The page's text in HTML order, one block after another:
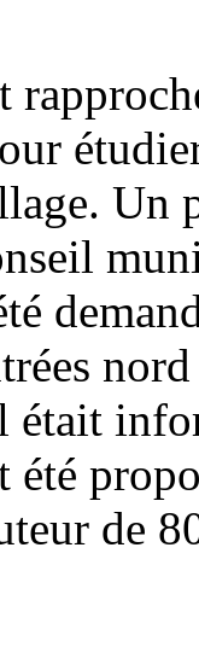
Un
été
de